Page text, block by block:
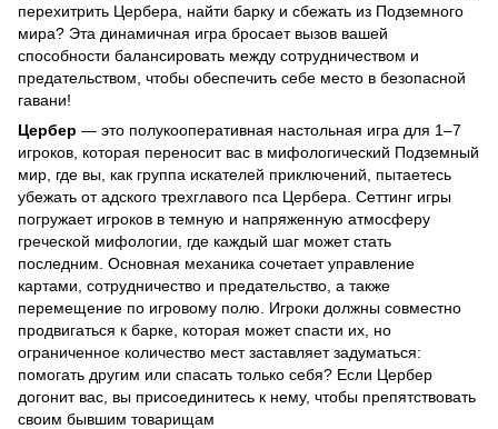
перехитрить Цербера, найти барку и сбежать из Подземного
мира? Эта динамичная игра бросает вызов вашей
способности балансировать между сотрудничеством и
предательством, чтобы обеспечить себе место в безопасной
гавани!
Цербер — это полукооперативная настольная игра для 1–7
игроков, которая переносит вас в мифологический Подземный
мир, где вы, как группа искателей приключений, пытаетесь
убежать от адского трехглавого пса Цербера. Сеттинг игры
погружает игроков в темную и напряженную атмосферу
греческой мифологии, где каждый шаг может стать
последним. Основная механика сочетает управление
картами, сотрудничество и предательство, а также
перемещение по игровому полю. Игроки должны совместно
продвигаться к барке, которая может спасти их, но
ограниченное количество мест заставляет задуматься:
помогать другим или спасать только себя? Если Цербер
догонит вас, вы присоединитесь к нему, чтобы препятствовать
своим бывшим товарищам